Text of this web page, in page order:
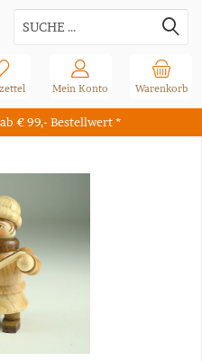
€ 99,- Bestellwert *
Warenkorb
Mein Konto